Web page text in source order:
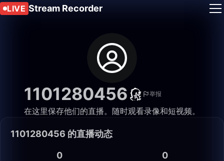
LIVE Stream Recorder
1101280456 举报
在这里保存他们的直播。随时观看录像和短视频。
1101280456 的直播动态
0 0